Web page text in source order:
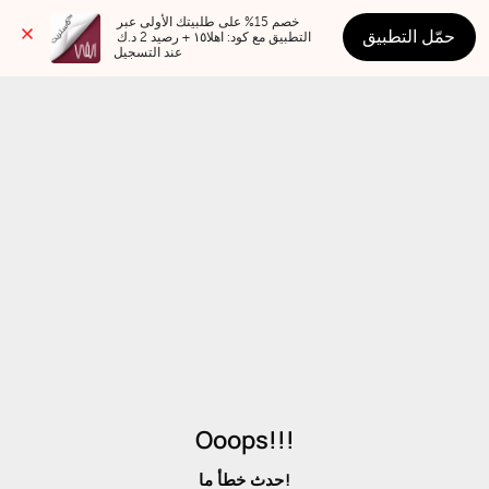
عند التسجيل
حمّل التطبيق
Ooops!!!
حدث خطأ ما!